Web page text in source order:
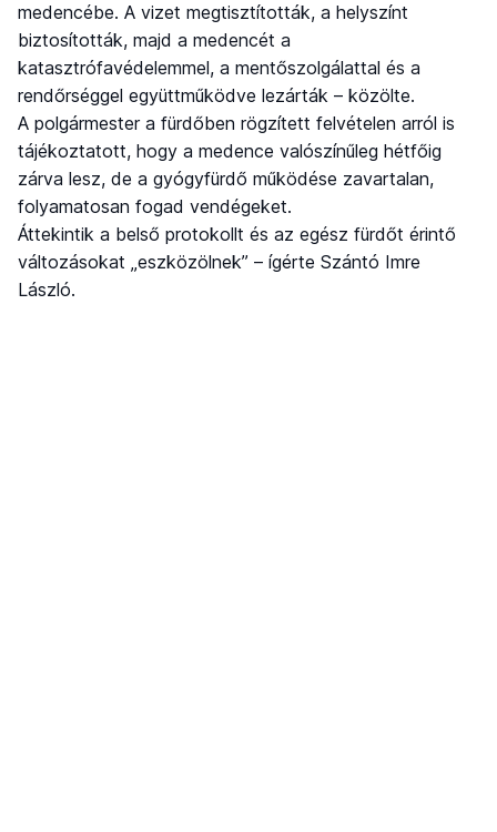
medencébe. A vizet megtisztították, a helyszínt
biztosították, majd a medencét a
katasztrófavédelemmel, a mentőszolgálattal és a
rendőrséggel együttműködve lezárták – közölte.
A polgármester a fürdőben rögzített felvételen arról is
tájékoztatott, hogy a medence valószínűleg hétfőig
zárva lesz, de a gyógyfürdő működése zavartalan,
folyamatosan fogad vendégeket.
Áttekintik a belső protokollt és az egész fürdőt érintő
változásokat „eszközölnek” – ígérte Szántó Imre
László.